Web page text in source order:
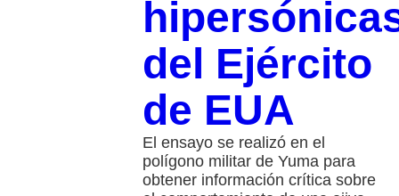
del Ejército
de EUA
El ensayo se realizó en el
polígono militar de Yuma para
obtener información crítica sobre